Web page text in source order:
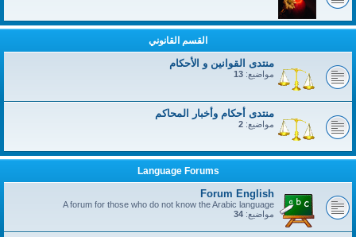
القسم القانوني
منتدى القوانين و الأحكام
مواضيع: 13
منتدى أحكام وأخبار المحاكم
مواضيع: 2
Language Forums
Forum English
A forum for those who do not know the Arabic language
مواضيع: 34